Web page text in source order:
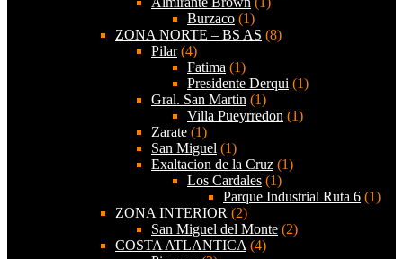
Burzaco (1)
ZONA NORTE – BS AS (8)
Pilar(4)
Fatima (1)
Presidente Derqui (1)
Gral. San Martin (1)
Villa Pueyrredon (1)
Zarate (1)
San Miguel (1)
Exaltacion de la Cruz (1)
Los Cardales (1)
Parque Industrial Ruta 6 (1)
ZONA INTERIOR (2)
San Miguel del Monte (2)
COSTA ATLANTICA (4)